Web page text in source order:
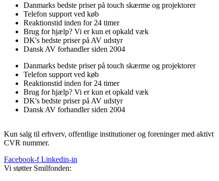
Danmarks bedste priser på touch skærme og projektorer
Telefon support ved køb
Reaktionstid inden for 24 timer
Brug for hjælp? Vi er kun et opkald væk
DK's bedste priser på AV udstyr
Dansk AV forhandler siden 2004
Danmarks bedste priser på touch skærme og projektorer
Telefon support ved køb
Reaktionstid inden for 24 timer
Brug for hjælp? Vi er kun et opkald væk
DK's bedste priser på AV udstyr
Dansk AV forhandler siden 2004
Kun salg til erhverv, offentlige institutioner og foreninger med aktivt
CVR nummer.
Facebook-f Linkedin-in
Vi støtter Smilfonden: